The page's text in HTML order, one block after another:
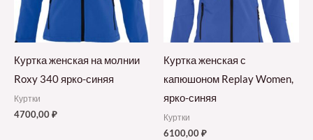
Куртка женская на молнии
Roxy 340 ярко-синяя
Куртки
4700,00₽
Куртка женская с
капюшоном Replay Women,
ярко-синяя
Куртки
6100,00₽